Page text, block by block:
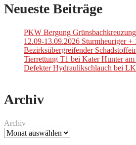
Neueste Beiträge
PKW Bergung
12.09-13.09.2026 Sturmheuriger +
Bezirksübergreifender
Tierrettung T1 bei Kater Hunter
Defekter Hydraulikschlauch bei
Archiv
Archiv